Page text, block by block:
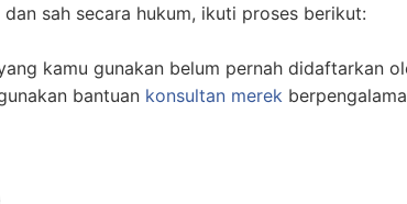
sah secara hukum, ikuti proses berikut:
kamu gunakan belum pernah didaftarkan
bantuan konsultan merek